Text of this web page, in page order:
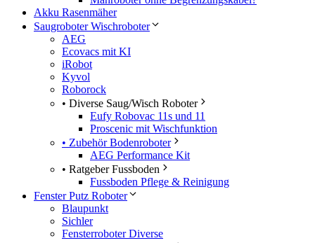
Akku Rasenmäher
Saugroboter Wischroboter
AEG
Ecovacs mit KI
iRobot
Kyvol
Roborock
• Diverse Saug/Wisch Roboter
Eufy Robovac 11s und 11
Proscenic mit Wischfunktion
• Zubehör Bodenroboter
AEG Performance Kit
• Ratgeber Fussboden
Fussboden Pflege & Reinigung
Fenster Putz Roboter
Blaupunkt
Sichler
Fensterroboter Diverse